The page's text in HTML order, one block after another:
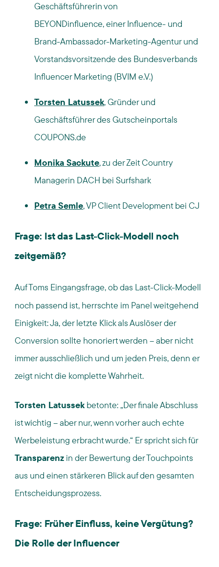
Geschäftsführerin von
BEYONDinfluence, einer Influence- und
Brand-Ambassador-Marketing-Agentur und
Vorstandsvorsitzende des Bundesverbands
Influencer Marketing (BVIM e.V.)
Torsten Latussek, Gründer und
Geschäftsführer des Gutscheinportals
COUPONS.de
Monika Sackute, zu der Zeit Country
Managerin DACH bei Surfshark
Petra Semle, VP Client Development bei CJ
Frage: Ist das Last-Click-Modell noch
zeitgemäß?
Auf Toms Eingangsfrage, ob das Last-Click-Modell
noch passend ist, herrschte im Panel weitgehend
Einigkeit: Ja, der letzte Klick als Auslöser der
Conversion sollte honoriert werden – aber nicht
immer ausschließlich und um jeden Preis, denn er
zeigt nicht die komplette Wahrheit.
Torsten Latussekbetonte:„Der finale Abschluss
ist wichtig – aber nur, wenn vorher auch echte
Werbeleistung erbracht wurde.“ Er spricht sich für
Transparenz in der Bewertung der Touchpoints
aus und einen stärkeren Blick auf den gesamten
Entscheidungsprozess.
Frage: Früher Einfluss, keine Vergütung?
Die Rolle der Influencer